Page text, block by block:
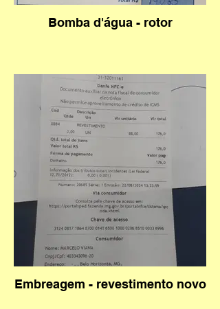
Bomba d'água - rotor
Embreagem - revestimento novo